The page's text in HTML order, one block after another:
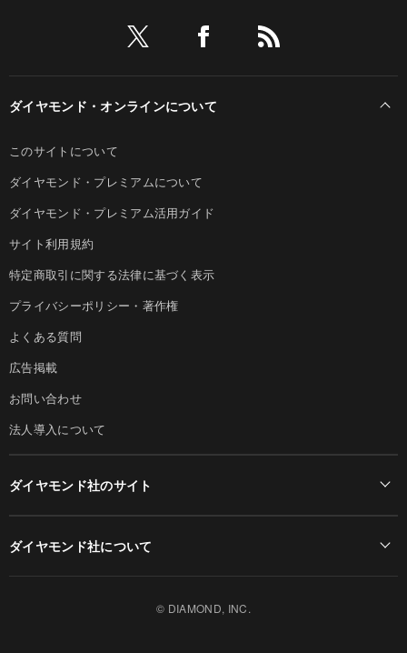
ダイヤモンド・オンラインについて
このサイトについて
ダイヤモンド・プレミアムについて
ダイヤモンド・プレミアム活用ガイド
サイト利用規約
特定商取引に関する法律に基づく表示
プライバシーポリシー・著作権
よくある質問
広告掲載
お問い合わせ
法人導入について
ダイヤモンド社のサイト
ダイヤモンド社について
© DIAMOND, INC.